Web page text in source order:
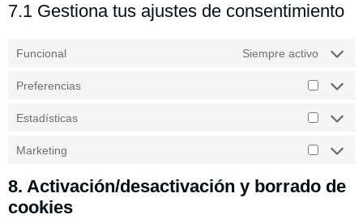
7.1 Gestiona tus ajustes de consentimiento
Funcional Siempre activo
Preferencias
Estadísticas
Marketing
8. Activación/desactivación y borrado de
cookies